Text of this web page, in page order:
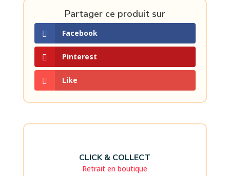
Partager ce produit sur
Facebook
Pinterest
Like
CLICK & COLLECT
Retrait en boutique